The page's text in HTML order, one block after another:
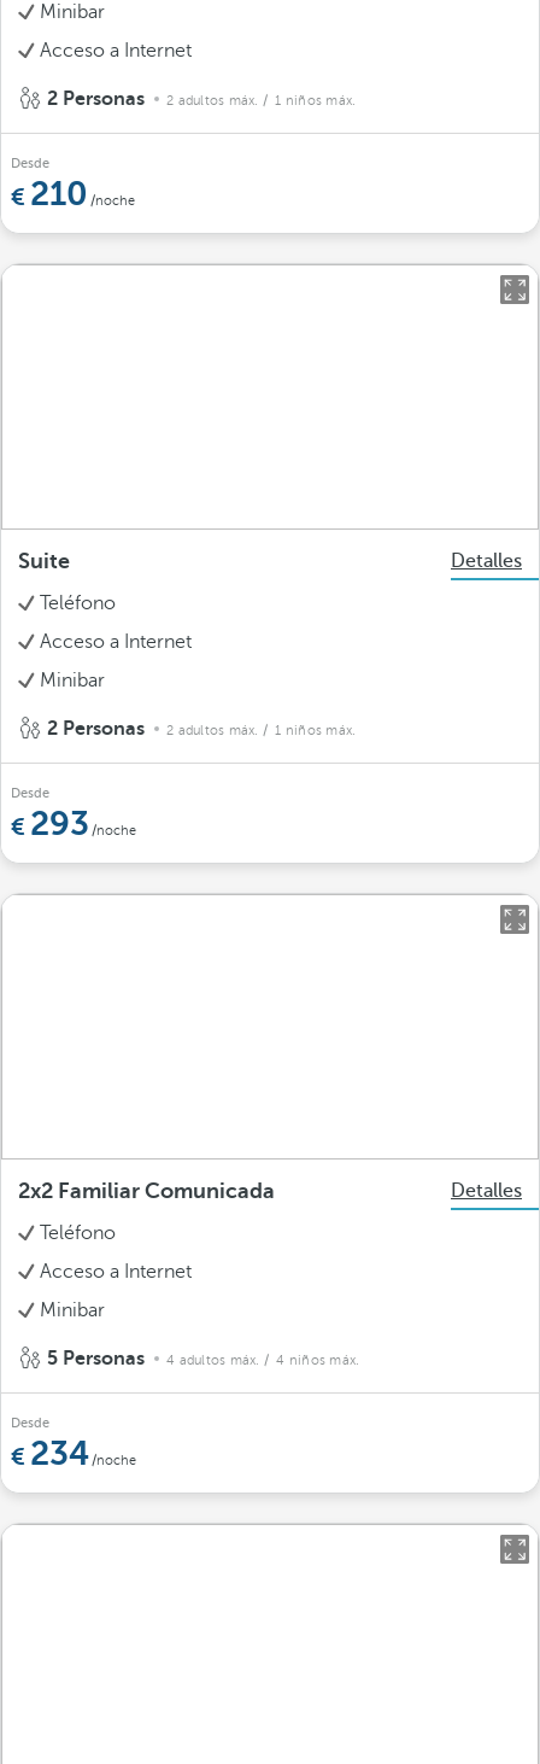
Minibar
Acceso a Internet
2 Personas 2 adultos máx. / 1 niños máx.
Desde
210 /noche
Suite
Detalles
Teléfono
Acceso a Internet
Minibar
2 Personas 2 adultos máx. / 1 niños máx.
Desde
293 /noche
2x2 Familiar Comunicada
Detalles
Teléfono
Acceso a Internet
Minibar
5 Personas 4 adultos máx. / 4 niños máx.
Desde
234/noche